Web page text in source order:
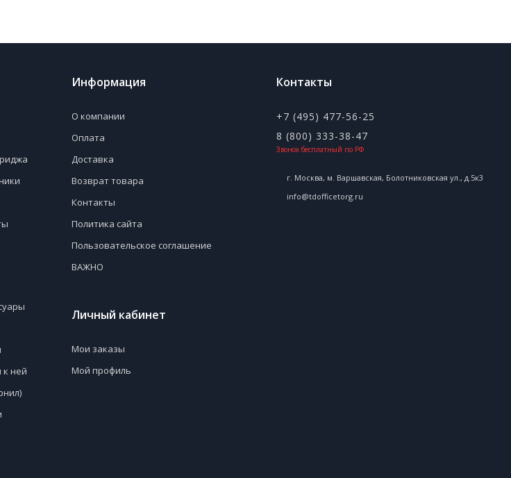
ней
Информация
О компании
Оплата
Доставка
Возврат товара
Контакты
Политика сайта
Пользовательское соглашение
ВАЖНО
Личный кабинет
Мои заказы
Мой профиль
Контакты
+7 (495) 477-56-25
8 (800) 333-38-47
Звонок бесплатный по РФ
г. Москва, м. Варшавская, Болотниковская ул., д.5к3
info@tdofficetorg.ru